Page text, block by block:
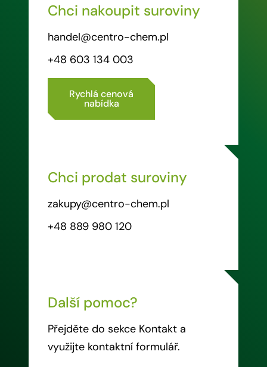
Chci nakoupit suroviny
handel@centro-chem.pl
+48 603 134 003
Rychlá cenová
nabídka
Chci prodat suroviny
zakupy@centro-chem.pl
+48 889 980 120
Další pomoc?
Přejděte do sekce Kontakt a
využijte kontaktní formulář.